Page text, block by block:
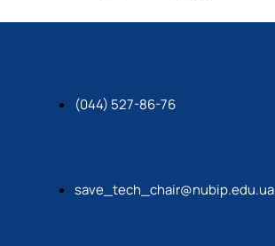
(044) 527-86-76
save_tech_chair@nubip.edu.ua